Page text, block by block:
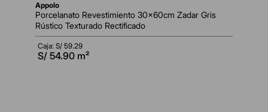
appolo
Porcelanato Revestimiento 30x60cm Zadar Gris
Rústico Texturado Rectificado
Caja: S/ 59.29
S/ 54.90 m²